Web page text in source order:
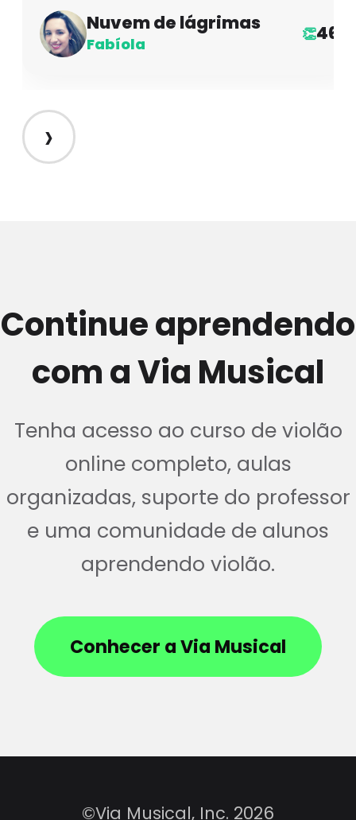
Nuvem de lágrimas
Fabíola
👏46
›
Continue aprendendo
com a Via Musical
Tenha acesso ao curso de violão
online completo, aulas
organizadas, suporte do professor
e uma comunidade de alunos
aprendendo violão.
Conhecer a Via Musical
©Via Musical, Inc. 2026